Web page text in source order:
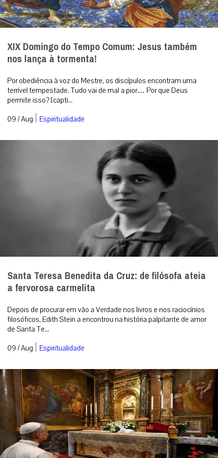
XIX Domingo do Tempo Comum: Jesus também
nos lança à tormenta!
Por obediência à voz do Mestre, os discípulos encontram uma
terrível tempestade. Tudo vai de mal a pior… Por que Deus
permite isso? [capti...
09 / Aug | Espiritualidade
Santa Teresa Benedita da Cruz: de filósofa ateia
a fervorosa carmelita
Depois de procurar em vão a Verdade nos livros e nos raciocínios
filosóficos, Edith Stein a encontrou na história palpitante de amor
de Santa Te...
09 / Aug | Espiritualidade